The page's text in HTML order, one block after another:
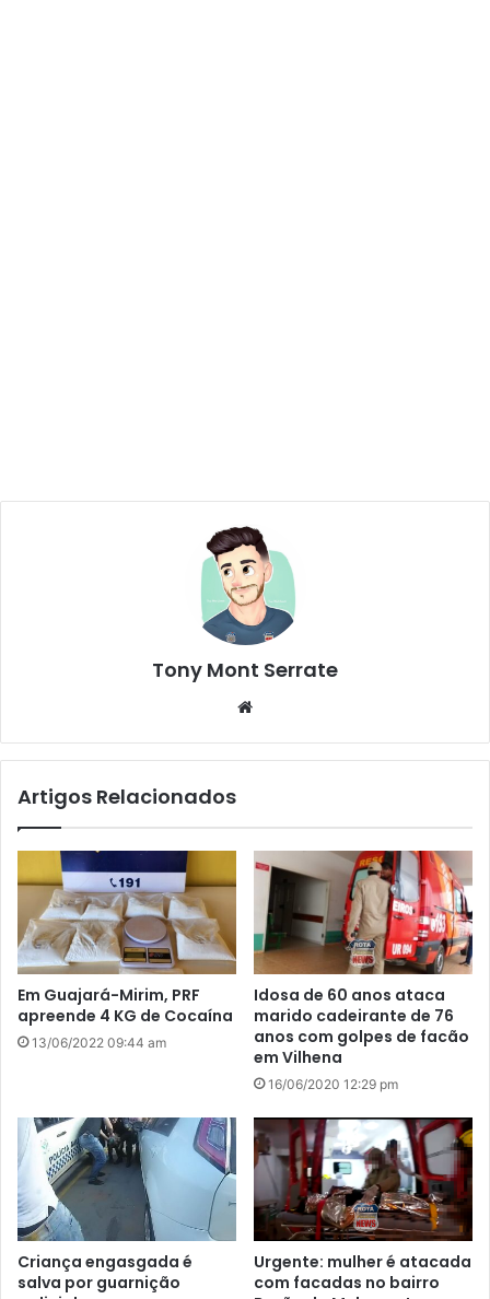
Tony Mont Serrate
te
Artigos Relacionados
Em Guajará-Mirim, PRF
apreende 4 KG de Cocaína
13/06/2022 09:44 am
Idosa de 60 anos ataca
marido cadeirante de 76
anos com golpes de facão
em Vilhena
16/06/2020 12:29 pm
Criança engasgada é
salva por guarnição
Urgente: mulher é atacada
com facadas no bairro